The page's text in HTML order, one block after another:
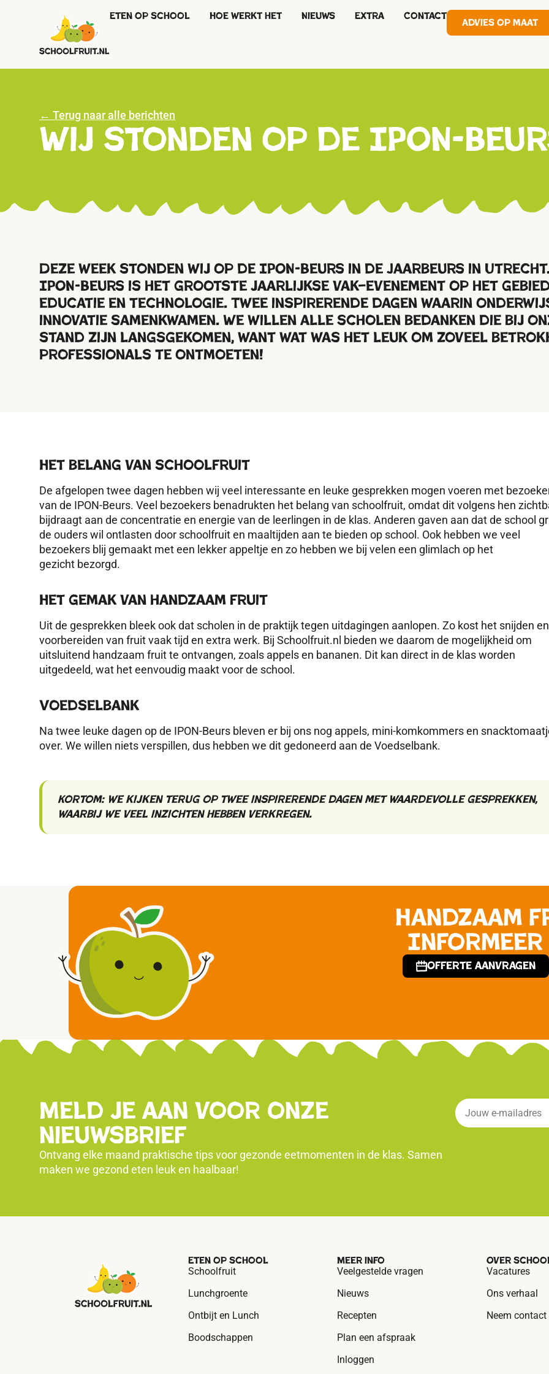
Eten op school Hoe werkt het Nieuws Extra Contact
Advies op maat
← Terug naar alle berichten
Wij stonden op de IPON-
Deze week stonden wij op de IPON-Beurs in de Jaarbeurs in
IPON-Beurs is het grootste jaarlijkse vak–evenement op het
educatie en technologie. Twee inspirerende dagen waarin
innovatie samenkwamen. We willen alle scholen bedanken die bij
stand zijn langsgekomen, want wat was het leuk om zoveel
professionals te ontmoeten!
Het belang van schoolfruit
De afgelopen twee dagen hebben wij veel interessante en leuke gesprekken mogen voeren met
van de IPON-Beurs. Veel bezoekers benadrukten het belang van schoolfruit, omdat ditvolgens hen
bijdraagt aan de concentratie en energie van de leerlingen in de klas. Anderen gaven aan dat de school
de ouders wil ontlasten door schoolfruit en maaltijden aan te bieden op school. Ook hebben we veel
bezoekers blij gemaakt met een lekker appeltje en zo hebben we bij velen een glimlach op het
gezicht bezorgd.
Het gemak van handzaam fruit
Uit de gesprekken bleek ook dat scholen in de praktijk tegen uitdagingen aanlopen. Zo kost het snijden en
voorbereiden van fruit vaak tijd en extra werk. Bij Schoolfruit.nl bieden we daarom de mogelijkheid om
uitsluitend handzaam fruit te ontvangen, zoals appels en bananen. Dit kan direct in de klas worden
uitgedeeld, wat het eenvoudig maakt voor de school.
Voedselbank
Na twee leuke dagen op de IPON-Beurs bleven er bij ons nog appels, mini-komkommers en
over. We willen nietsverspillen, dus hebben we dit gedoneerd aan de Voedselbank.
Kortom: we kijken terug op twee inspirerende dagen met waardevolle gesprekken,
waarbij we veel inzichten hebben verkregen.
Handzaam
Informeer
Offerte aanvragen
Meld je aan voor onze
nieuwsbrief
Ontvang elke maand praktische tips voor gezonde eetmomenten in de klas. Samen
maken we gezond eten leuk en haalbaar!
Eten op school
Schoolfruit
Lunchgroente
Ontbijt en Lunch
Boodschappen
Meer info
Veelgestelde vragen
Nieuws
Recepten
Plan een afspraak
Inloggen
Over
Vacatures
Ons verhaal
Neem contact